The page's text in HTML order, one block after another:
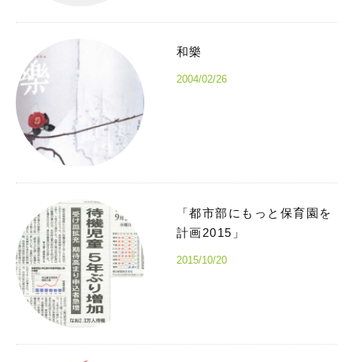
和樂
2004/02/26
「都市部にもっと保育園を
計画2015」
2015/10/20